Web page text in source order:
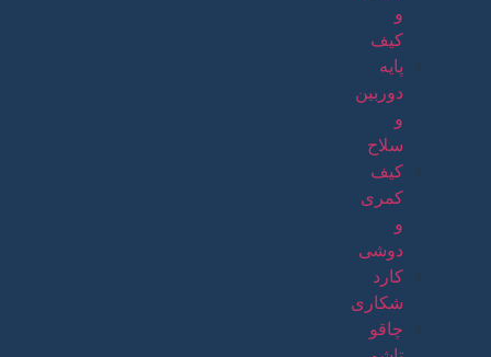
و
کیف
پایه
دوربین
و
سلاح
کیف
کمری
و
دوشی
کارد
شکاری
چاقو